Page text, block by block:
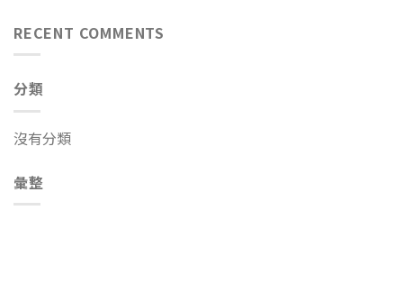
RECENT COMMENTS
分類
沒有分類
彙整